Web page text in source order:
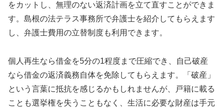
をカットし、無理のない返済計画を立て直すことができま
す。島根の法テラス事務所で弁護士を紹介してもらえます
し、弁護士費用の立替制度も利用できます。
個人再生なら借金を5分の1程度まで圧縮でき、自己破産
なら借金の返済義務自体を免除してもらえます。「破産」
という言葉に抵抗を感じるかもしれませんが、戸籍に載る
ことも選挙権を失うこともなく、生活に必要な財産は手元